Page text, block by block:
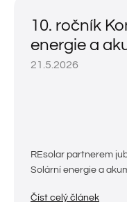
10. ročník
energie a
21.5.2026
REsolar partnerem
Solární energie a
Číst celý článek